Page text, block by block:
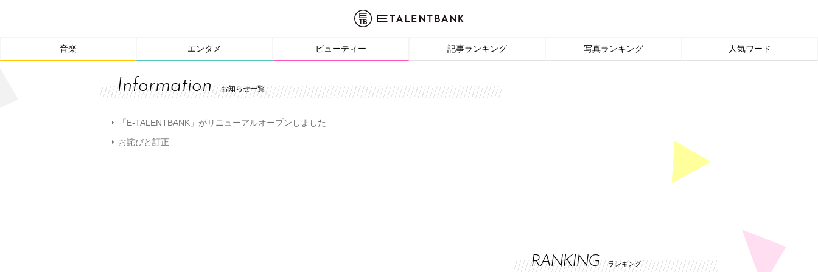
音楽 エンタメ ビューティー 記事ランキング 写真ランキング 人気ワード
Information お知らせ一覧
「E-TALENTBANK」がリニューアルオープンしました
お詫びと訂正
RANKING ランキング